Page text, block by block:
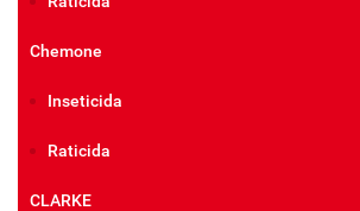
Chemone
Inseticida
Raticida
CLARKE